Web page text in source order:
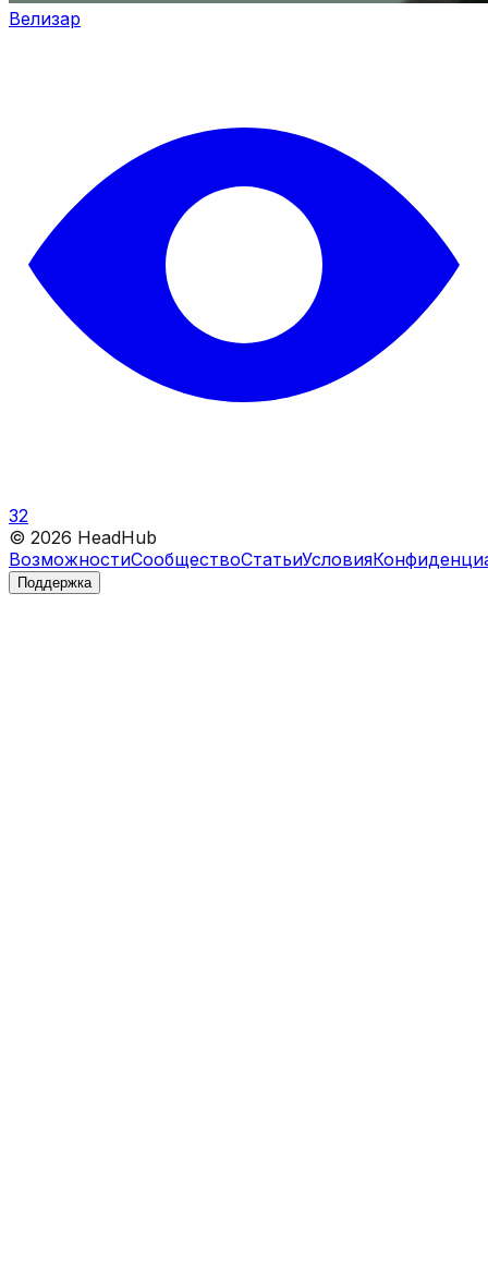
Велизар
32
© 2026 HeadHub
ВозможностиСообществоСтатьиУсловия
Поддержка